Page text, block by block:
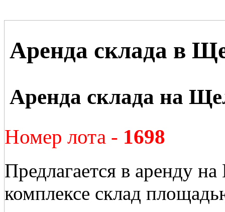
Аренда склада в
Аренда склада на
Номер лота - 1698
Предлагается в аренду
комплексе склад